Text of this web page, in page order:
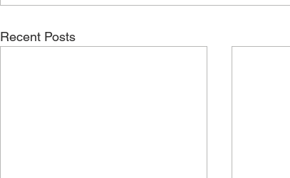
Recent Posts